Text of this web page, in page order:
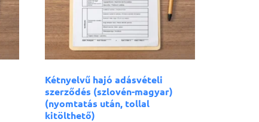
Kétnyelvű hajó adásvételi
szerződés (szlovén-magyar)
(nyomtatás után, tollal
kitölthető)